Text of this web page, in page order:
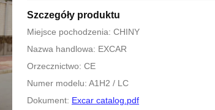
Szczegóły produktu
Miejsce pochodzenia: CHINY
Nazwa handlowa: EXCAR
Orzecznictwo: CE
Numer modelu: A1H2 / LC
Dokument: Excar catalog.pdf